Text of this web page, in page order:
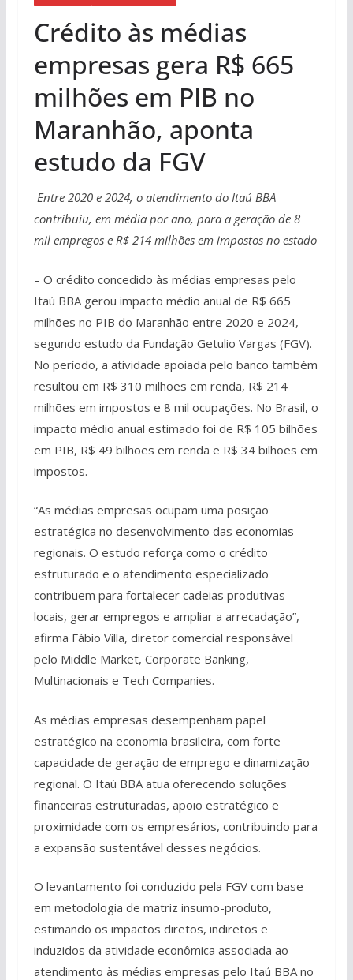
Crédito às médias
empresas gera R$ 665
milhões em PIB no
Maranhão, aponta
estudo da FGV
Entre 2020 e 2024, o atendimento do Itaú BBA
contribuiu, em média por ano, para a geração de 8
mil empregos e R$ 214 milhões em impostos no estado
– O crédito concedido às médias empresas pelo
Itaú BBA gerou impacto médio anual de R$ 665
milhões no PIB do Maranhão entre 2020 e 2024,
segundo estudo da Fundação Getulio Vargas (FGV).
No período, a atividade apoiada pelo banco também
resultou em R$ 310 milhões em renda, R$ 214
milhões em impostos e 8 mil ocupações. No Brasil, o
impacto médio anual estimado foi de R$ 105 bilhões
em PIB, R$ 49 bilhões em renda e R$ 34 bilhões em
impostos.
“As médias empresas ocupam uma posição
estratégica no desenvolvimento das economias
regionais. O estudo reforça como o crédito
estruturado e o atendimento especializado
contribuem para fortalecer cadeias produtivas
locais, gerar empregos e ampliar a arrecadação”,
afirma Fábio Villa, diretor comercial responsável
pelo Middle Market, Corporate Banking,
Multinacionais e Tech Companies.
As médias empresas desempenham papel
estratégico na economia brasileira, com forte
capacidade de geração de emprego e dinamização
regional. O Itaú BBA atua oferecendo soluções
financeiras estruturadas, apoio estratégico e
proximidade com os empresários, contribuindo para
a expansão sustentável desses negócios.
O levantamento foi conduzido pela FGV com base
em metodologia de matriz insumo-produto,
estimando os impactos diretos, indiretos e
induzidos da atividade econômica associada ao
atendimento às médias empresas pelo Itaú BBA no